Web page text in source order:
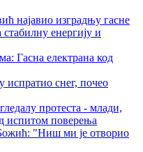
најавио изградњу гасне
енергију и
Гасна електрана код
испратио снег, почео
протеста - млади,
испитом поверења
"Ниш ми је отворио